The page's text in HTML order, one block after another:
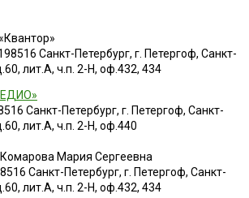
Санкт-Петербург, г. Петергоф, Санкт-
лит.А, ч.п. 2-Н, оф.432, 434
Санкт-Петербург, г. Петергоф, Санкт-
лит.А, ч.п. 2-Н, оф.440
Мария Сергеевна
Санкт-Петербург, г. Петергоф, Санкт-
лит.А, ч.п. 2-Н, оф.432, 434